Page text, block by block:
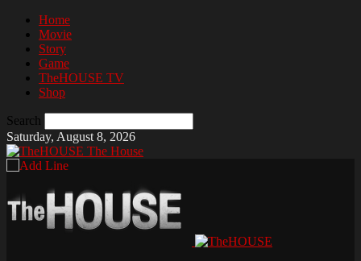
Home
Movie
Story
Game
TheHOUSE TV
Shop
Search
Saturday, August 8, 2026
The House